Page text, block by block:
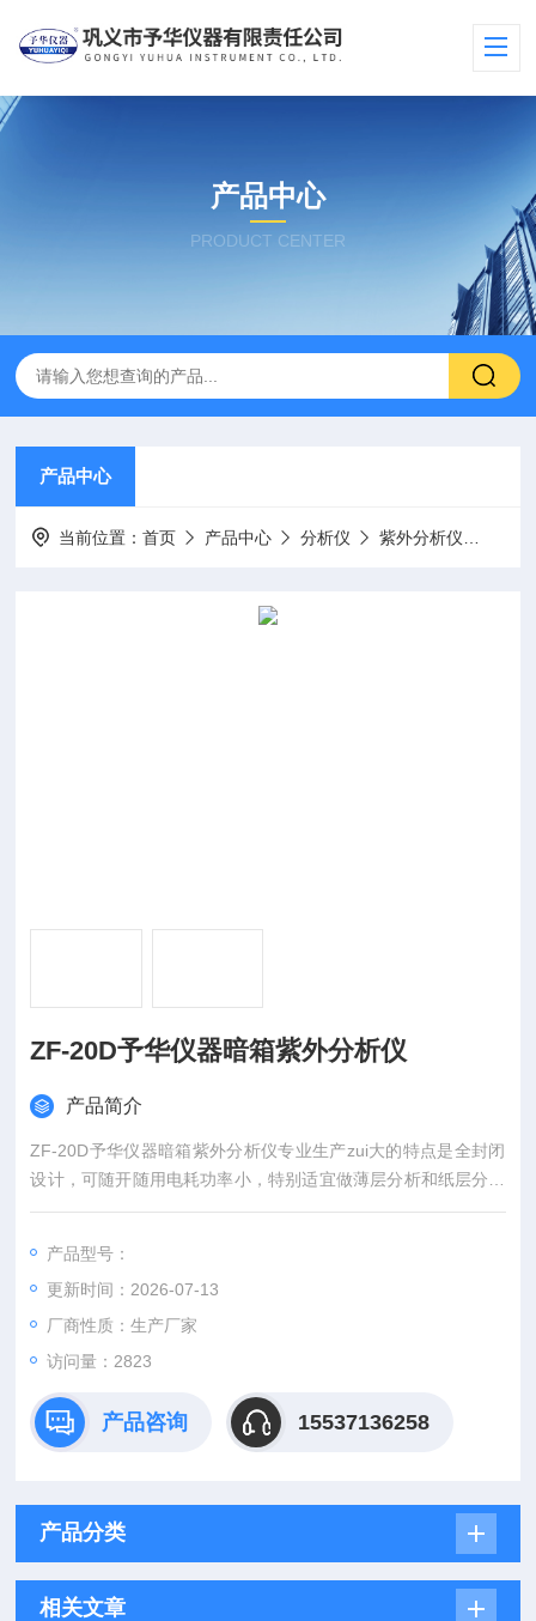
产品中心
PRODUCT CENTER
产品中心
当前位置：首页 产品中心 分析仪 紫外分析仪
ZF-20D予华仪器暗箱紫外分析仪
产品简介
ZF-20D予华仪器暗箱紫外分析仪专业生产zui大的特点是全封闭
设计，可随开随用电耗功率小，特别适宜做薄层分析和纸层分析
的班点和检测。
产品型号：
更新时间：2026-07-13
厂商性质：生产厂家
访问量：2823
产品咨询 15537136258
产品分类
相关文章